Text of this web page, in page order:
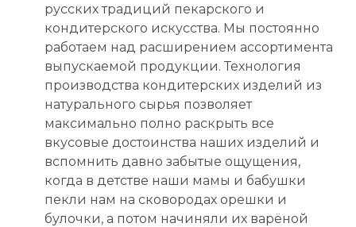
русских традиций пекарского и
кондитерского искусства. Мы постоянно
работаем над расширением ассортимента
выпускаемой продукции. Технология
производства кондитерских изделий из
натурального сырья позволяет
максимально полно раскрыть все
вкусовые достоинства наших изделий и
вспомнить давно забытые ощущения,
когда в детстве наши мамы и бабушки
пекли нам на сковородах орешки и
булочки, а потом начиняли их варёной